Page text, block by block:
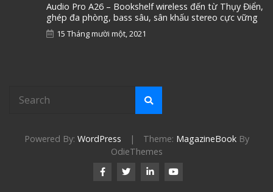
Audio Pro A26 – Bookshelf wireless đến từ Thụy Điển,
ghép đa phòng, bass sâu, sân khấu stereo cực vững
15 Tháng mười một, 2021
Powered By: WordPress | Theme: MagazineBookBy
OdieThemes